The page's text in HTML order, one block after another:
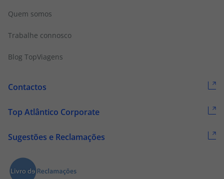
Quem somos
Trabalhe connosco
Blog TopViagens
Contactos
Top Atlântico Corporate
Sugestões e Reclamações